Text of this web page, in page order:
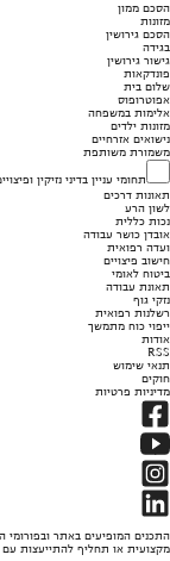
הסכם ממון
מזונות
הסכם גירושין
בגידה
גישור גירושין
פונדקאות
שלום בית
אפוטרופוס
אלימות במשפחה
מזונות ילדים
נישואים אזרחיים
משמורת משותפת
תחומי עניין בדיני נזיקין
תאונות דרכים
לשון הרע
נכות כללית
אובדן כושר עבודה
ועדה רפואית
חישוב פיצויים
ביטוח לאומי
תאונת עבודה
נזקי גוף
רשלנות רפואית
ייפוי כוח מתמשך
אודות
RSS
תנאי שימוש
חוקים
מדיניות פרטיות
התכנים המופיעים באתר ובפורומי
מקצועית או תחליף להתייעצות עם